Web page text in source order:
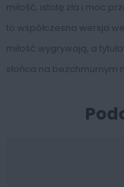
miłość, istotę zła i moc
to współczesna wersja
miłość wygrywają, a
słońca na bezchmurnym